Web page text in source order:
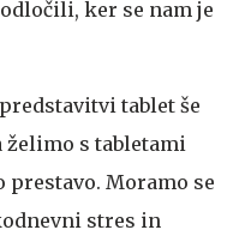
ker se nam je
tablet še
želimo s tabletami
Moramo se
stres in